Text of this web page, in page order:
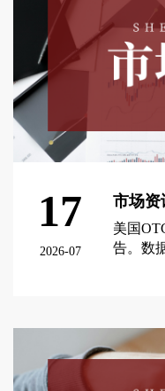
17
2026-07
市场资
美国
告。数